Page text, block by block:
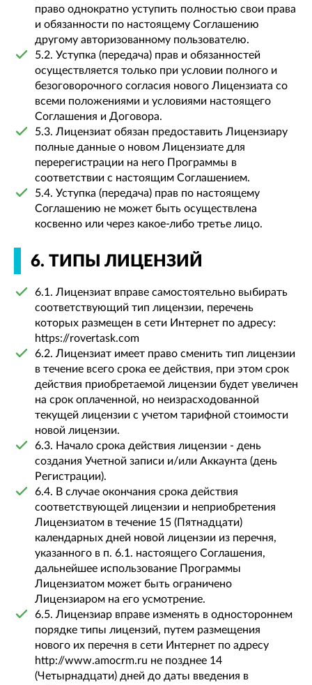
право однократно уступить полностью свои права
и обязанности по настоящему Соглашению
другому авторизованному пользователю.
5.2. Уступка (передача) прав и обязанностей
осуществляется только при условии полного и
безоговорочного согласия нового Лицензиата со
всеми положениями и условиями настоящего
Соглашения и Договора.
5.3. Лицензиат обязан предоставить Лицензиару
полные данные о новом Лицензиате для
перерегистрации на него Программы в
соответствии с настоящим Соглашением.
5.4. Уступка (передача) прав по настоящему
Соглашению не может быть осуществлена
косвенно или через какое-либо третье лицо.
6. ТИПЫ ЛИЦЕНЗИЙ
6.1. Лицензиат вправе самостоятельно выбирать
соответствующий тип лицензии, перечень
которых размещен в сети Интернет по адресу:
https://rovertask.com
6.2. Лицензиат имеет право сменить тип лицензии
в течение всего срока ее действия, при этом срок
действия приобретаемой лицензии будет увеличен
на срок оплаченной, но неизрасходованной
текущей лицензии с учетом тарифной стоимости
новой лицензии.
6.3. Начало срока действия лицензии - день
создания Учетной записи и/или Аккаунта (день
Регистрации).
6.4. В случае окончания срока действия
соответствующей лицензии и неприобретения
Лицензиатом в течение 15 (Пятнадцати)
календарных дней новой лицензии из перечня,
указанного в п. 6.1. настоящего Соглашения,
дальнейшее использование Программы
Лицензиатом может быть ограничено
Лицензиаром на его усмотрение.
6.5. Лицензиар вправе изменять в одностороннем
порядке типы лицензий, путем размещения
нового их перечня в сети Интернет по адресу
http://www.amocrm.ru не позднее 14
(Четырнадцати) дней до даты введения в